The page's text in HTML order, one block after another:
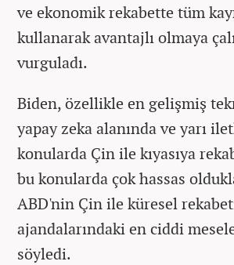
ve ekonomik rekabette tüm
kullanarak avantajlı olmaya
vurguladı.
Biden, özellikle en gelişmiş
yapay zeka alanında ve yarı
konularda Çin ile kıyasıya
bu konularda çok hassas
ABD'nin Çin ile küresel
ajandalarındaki en ciddi
söyledi.